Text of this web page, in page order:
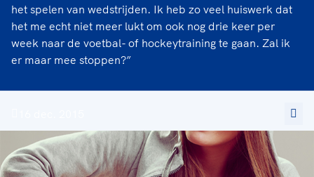
het spelen van wedstrijden. Ik heb zo veel huiswerk dat
het me echt niet meer lukt om ook nog drie keer per
week naar de voetbal- of hockeytraining te gaan. Zal ik
er maar mee stoppen?”